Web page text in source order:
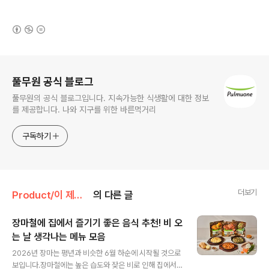
풀무원 공식 블로그
풀무원의 공식 블로그입니다. 지속가능한 식생활에 대한 정보
를 제공합니다. 나와 지구를 위한 바른먹거리
구독하기
Product/이 제품 꼼꼼 리뷰 의 다른 글 더보기
장마철에 집에서 즐기기 좋은 음식 추천! 비 오
는 날 생각나는 메뉴 모음
2026년 장마는 평년과 비슷한 6월 하순에 시작될 것으로
보입니다.장마철에는 높은 습도와 잦은 비로 인해 집에서